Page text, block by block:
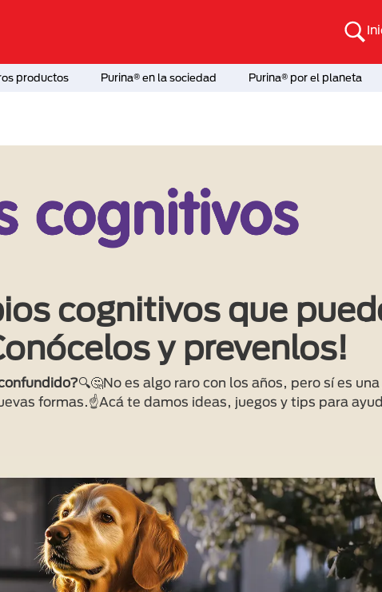
productos Purina® en la sociedad Purina® por el planeta
cognitivos que
y prevenlos!
🔍🤔No es algo raro con los años, pero sí es
formas.☝️Acá te damos ideas, juegos y tips para